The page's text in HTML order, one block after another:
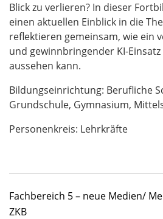
Blick zu verlieren? In dieser
einen aktuellen Einblick in die
reflektieren gemeinsam, wie ein
und gewinnbringender KI-
aussehen kann.
Bildungseinrichtung: Berufliche
Grundschule, Gymnasium,
Personenkreis: Lehrkräfte
Fachbereich 5 – neue Medien/
ZKB